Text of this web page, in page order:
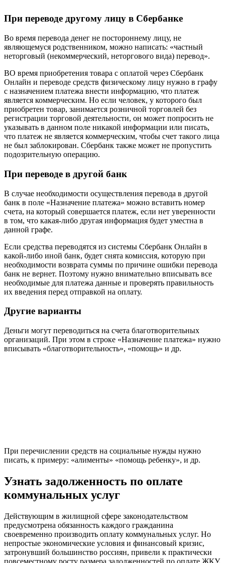
При переводе другому лицу в Сбербанке
Во время перевода денег не постороннему лицу, не
являющемуся родственником, можно написать: «частный
неторговый (некоммерческий, неторгового вида) перевод».
ВО время приобретения товара с оплатой через Сбербанк
Онлайн и переводе средств физическому лицу нужно в графу
с назначением платежа внести информацию, что платеж
является коммерческим. Но если человек, у которого был
приобретен товар, занимается розничной торговлей без
регистрации торговой деятельности, он может попросить не
указывать в данном поле никакой информации или писать,
что платеж не является коммерческим, чтобы счет такого лица
не был заблокирован. Сбербанк также может не пропустить
подозрительную операцию.
При переводе в другой банк
В случае необходимости осуществления перевода в другой
банк в поле «Назначение платежа» можно вставить номер
счета, на который совершается платеж, если нет уверенности
в том, что какая-либо другая информация будет уместна в
данной графе.
Если средства переводятся из системы Сбербанк Онлайн в
какой-либо иной банк, будет снята комиссия, которую при
необходимости возврата суммы по причине ошибки перевода
банк не вернет. Поэтому нужно внимательно вписывать все
необходимые для платежа данные и проверять правильность
их введения перед отправкой на оплату.
Другие варианты
Деньги могут переводиться на счета благотворительных
организаций. При этом в строке «Назначение платежа» нужно
вписывать «благотворительность», «помощь» и др.
При перечислении средств на социальные нужды нужно
писать, к примеру: «алименты» «помощь ребенку», и др.
Узнать задолженность по оплате
коммунальных услуг
Действующим в жилищной сфере законодательством
предусмотрена обязанность каждого гражданина
своевременно производить оплату коммунальных услуг. Но
непростые экономические условия и финансовый кризис,
затронувший большинство россиян, привели к практически
повсеместному росту размера задолженностей по оплате ЖКУ.